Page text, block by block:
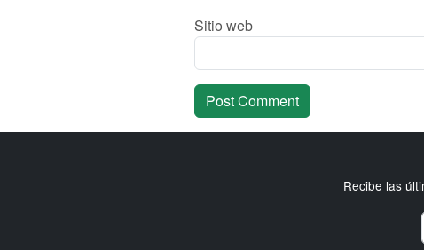
Sitio web
Recibe las